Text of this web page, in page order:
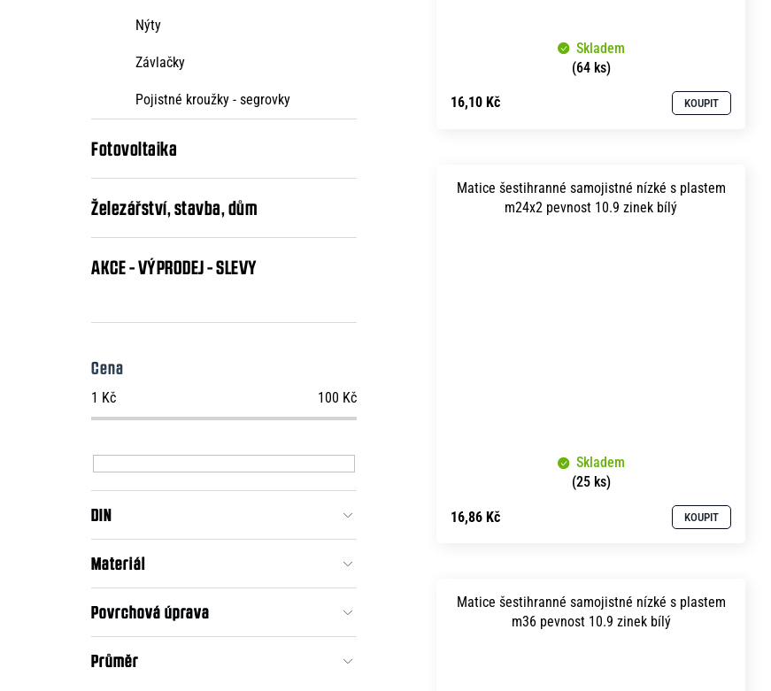
Nýty
Závlačky
Pojistné kroužky - segrovky
Fotovoltaika
Železářství, stavba, dům
AKCE - VÝPRODEJ - SLEVY
Cena
1 Kč 100 Kč
DIN
Materiál
Povrchová úprava
Průměr
Skladem
(64 ks)
16,10 Kč KOUPIT
Matice šestihranné samojistné nízké s plastem
m24x2 pevnost 10.9 zinek bílý
Skladem
(25 ks)
16,86 Kč KOUPIT
Matice šestihranné samojistné nízké s plastem
m36 pevnost 10.9 zinek bílý